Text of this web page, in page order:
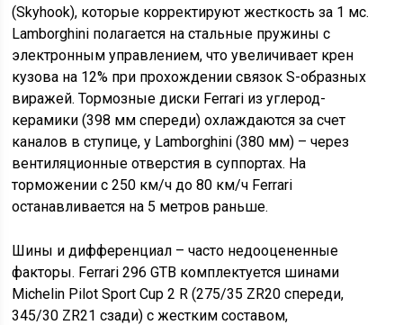
(Skyhook), которые корректируют жесткость за 1 мс.
Lamborghini полагается на стальные пружины с
электронным управлением, что увеличивает крен
кузова на 12% при прохождении связок S-образных
виражей. Тормозные диски Ferrari из углерод-
керамики (398 мм спереди) охлаждаются за счет
каналов в ступице, у Lamborghini (380 мм) – через
вентиляционные отверстия в суппортах. На
торможении с 250 км/ч до 80 км/ч Ferrari
останавливается на 5 метров раньше.
Шины и дифференциал – часто недооцененные
факторы. Ferrari 296 GTB комплектуется шинами
Michelin Pilot Sport Cup 2 R (275/35 ZR20 спереди,
345/30 ZR21 сзади) с жестким составом,